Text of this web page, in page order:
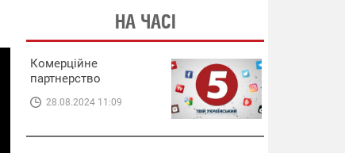
НА ЧАСІ
Комерційне
партнерство
28.08.2024 11:09